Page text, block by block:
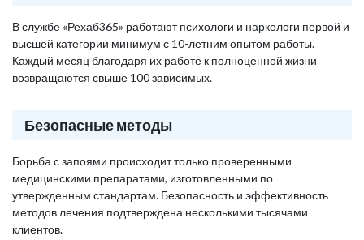
В службе «Рехаб365» работают психологи и наркологи первой и
высшей категории минимум с 10-летним опытом работы.
Каждый месяц благодаря их работе к полноценной жизни
возвращаются свыше 100 зависимых.
Безопасные методы
Борьба с запоями происходит только проверенными
медицинскими препаратами, изготовленными по
утвержденным стандартам. Безопасность и эффективность
методов лечения подтверждена несколькими тысячами
клиентов.